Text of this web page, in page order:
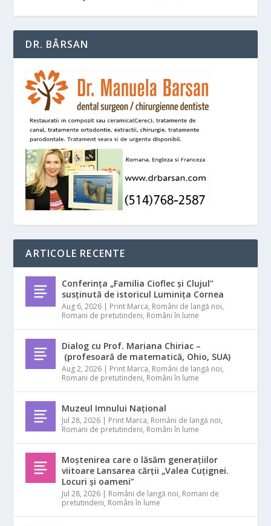
DR. BÂRSAN
ARTICOLE RECENTE
Conferința „Familia Cioflec și Clujul”
susținută de istoricul Luminița Cornea
Aug 6, 2026 | Print Marca, Români de langă noi,
Romani de pretutindeni, Români în lume
Dialog cu Prof. Mariana Chiriac –
(profesoară de matematică, Ohio, SUA)
Aug 2, 2026 | Print Marca, Români de langă noi,
Romani de pretutindeni, Români în lume
Muzeul Imnului Național
Jul 28, 2026 | Print Marca, Români de langă noi,
Romani de pretutindeni, Români în lume
Moștenirea care o lăsăm generațiilor
viitoare Lansarea cărții „Valea Cuțignei.
Locuri și oameni”
Jul 28, 2026 | Români de langă noi, Romani de
pretutindeni, Români în lume